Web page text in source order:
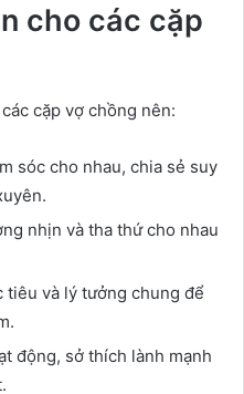
cho các cặp
cặp vợ chồng nên:
sóc cho nhau, chia sẻ suy
nhịn và tha thứ cho nhau
tiêu và lý tưởng chung để
động, sở thích lành mạnh